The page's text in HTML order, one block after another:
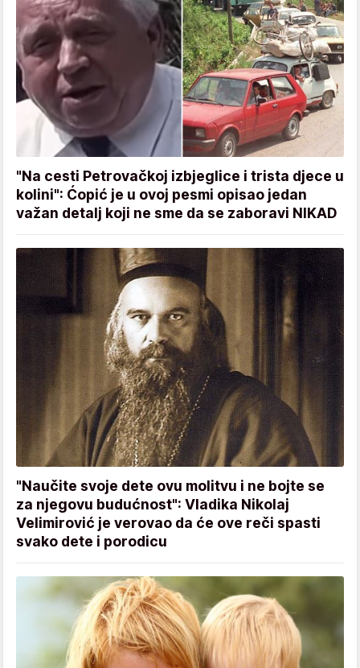
"Na cesti Petrovačkoj izbjeglice i trista djece u
kolini": Ćopić je u ovoj pesmi opisao jedan
važan detalj koji ne sme da se zaboravi NIKAD
"Naučite svoje dete ovu molitvu i ne bojte se
za njegovu budućnost": Vladika Nikolaj
Velimirović je verovao da će ove reči spasti
svako dete i porodicu